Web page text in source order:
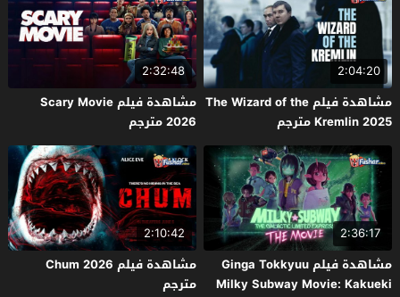
2:04:20
مشاهدة فيلم The Wizard of the
Kremlin 2025 مترجم
2:32:48
مشاهدة فيلم Scary Movie
2026 مترجم
2:36:17
مشاهدة فيلم Ginga Tokkyuu
Milky Subway Movie: Kakueki
2:10:42
مشاهدة فيلم Chum 2026
مترجم